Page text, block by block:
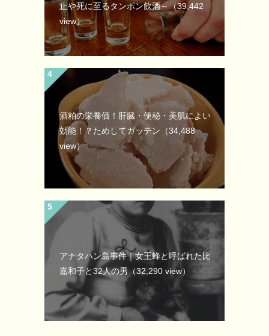
止や死に至るタンポン飲酒～（39,442
view）
酒粕の栄養価！肝臓・便秘・美肌によい
効能！？ためしてガッテン （34,488
view）
アナタハン島事件｜女王蜂と呼ばれた比
嘉和子と32人の男（32,290 view）